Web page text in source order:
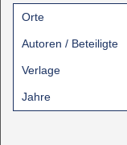
Orte
Autoren / Beteiligte
Verlage
Jahre